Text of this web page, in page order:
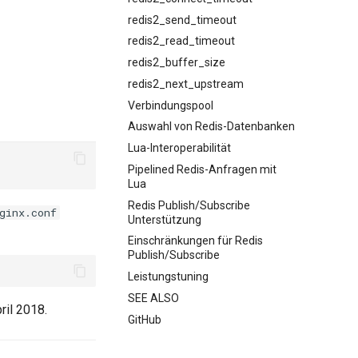
redis2_send_timeout
redis2_read_timeout
redis2_buffer_size
redis2_next_upstream
Verbindungspool
Auswahl von Redis-Datenbanken
Lua-Interoperabilität
Pipelined Redis-Anfragen mit
Lua
Redis Publish/Subscribe
Unterstützung
Einschränkungen für Redis
Publish/Subscribe
Leistungstuning
SEE ALSO
GitHub
2018.